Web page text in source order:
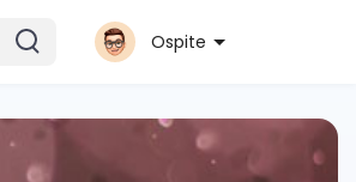
Ospite